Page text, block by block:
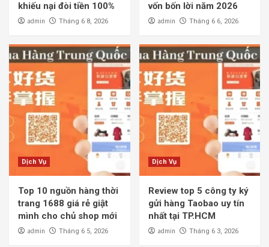
khiếu nại đòi tiền 100%
admin Tháng 6 8, 2026
vốn bốn lời năm 2026
admin Tháng 6 6, 2026
Dịch Vụ
Top 10 nguồn hàng thời
trang 1688 giá rẻ giật
mình cho chủ shop mới
admin Tháng 6 5, 2026
Dịch Vụ
Review top 5 công ty ký
gửi hàng Taobao uy tín
nhất tại TP.HCM
admin Tháng 6 3, 2026